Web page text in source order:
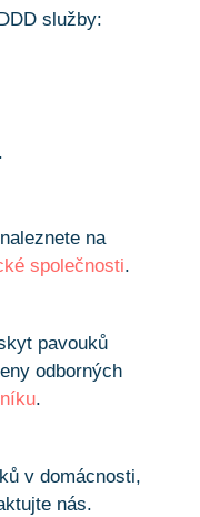
služby:
na
společnosti.
pavouků
odborných
.
v domácnosti,
nás.